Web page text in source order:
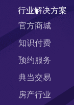
行业解决方案
官方商城
知识付费
预约服务
典当交易
房产行业